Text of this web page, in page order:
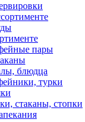
пары
блюдца
турки
стаканы, стопки